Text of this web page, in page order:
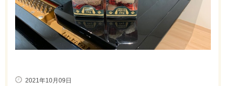
2021年10月09日